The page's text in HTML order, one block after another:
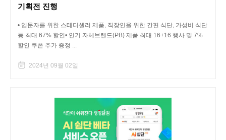
기획전 진행
• 입문자를 위한 스테디셀러 제품, 직장인을 위한 간편 식단, 가성비 식단
등 최대 67% 할인• 인기 자체브랜드(PB) 제품 최대 16+16 행사 및 7%
할인 쿠폰 추가 증정 ...
2024년 09월 02일